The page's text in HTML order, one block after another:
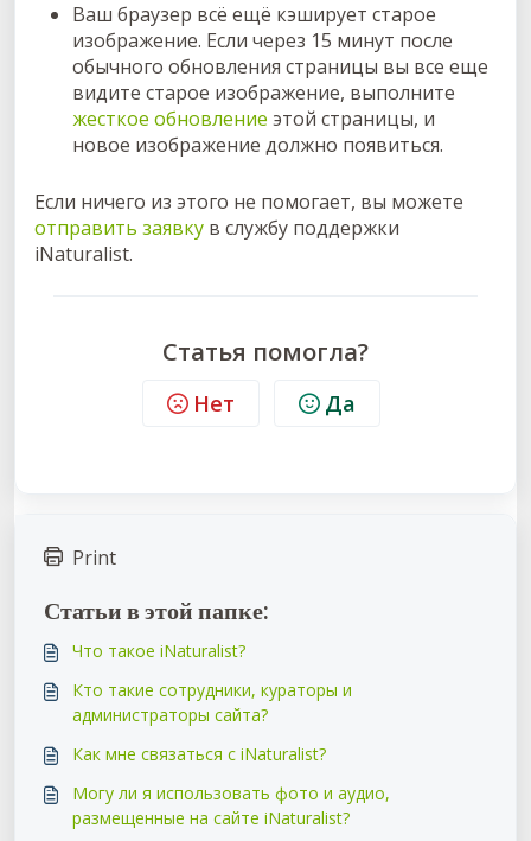
Ваш браузер всё ещё кэширует старое
изображение. Если через 15 минут после
обычного обновления страницы вы все еще
видите старое изображение, выполните
жесткое обновление этой страницы, и
новое изображение должно появиться.
Если ничего из этого не помогает, вы можете
отправить заявку в службу поддержки
iNaturalist.
Статья помогла?
Нет Да
Print
Статьи в этой папке:
Что такое iNaturalist?
Кто такие сотрудники, кураторы и
администраторы сайта?
Как мне связаться с iNaturalist?
Могу ли я использовать фото и аудио,
размещенные на сайте iNaturalist?